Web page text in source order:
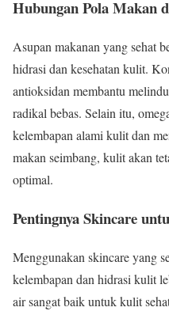
Hubungan Pola Makan
Asupan makanan yang sehat
hidrasi dan kesehatan kulit.
antioksidan membantu
radikal bebas. Selain itu,
kelembapan alami kulit dan
makan seimbang, kulit akan
optimal.
Pentingnya Skincare
Menggunakan skincare yang
kelembapan dan hidrasi kulit
air sangat baik untuk kulit